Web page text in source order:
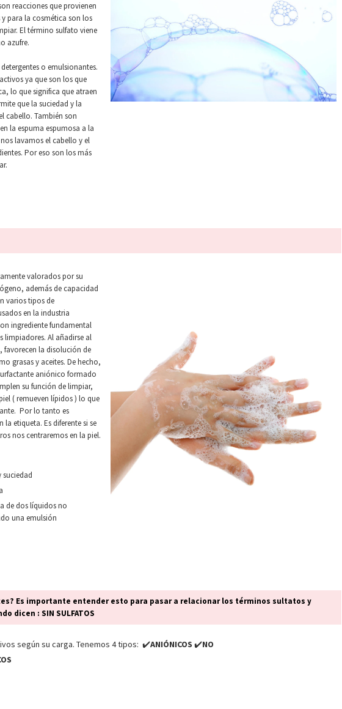
reacciones que provienen
para la cosmética son los
El término sulfato viene
azufre.
o emulsionantes.
ya que son los que
lo que significa que atraen
que la suciedad y la
cabello. También son
la espuma espumosa a la
lavamos el cabello y el
Por eso son los más
valorados por su
además de capacidad
varios tipos de
en la industria
ingrediente fundamental
limpiadores. Al añadirse al
favorecen la disolución de
grasas y aceites. De hecho,
aniónico formado
su función de limpiar,
( remueven lípidos ) lo que
Por lo tanto es
etiqueta. Es diferente si se
nos centraremos en la piel.
suciedad
de dos líquidos no
una emulsión
Es importante entender esto para pasar a relacionar los términos sultatos y
dicen : SIN SULFATOS
según su carga. Tenemos 4 tipos: ✔️ANIÓNICOS ✔️NO